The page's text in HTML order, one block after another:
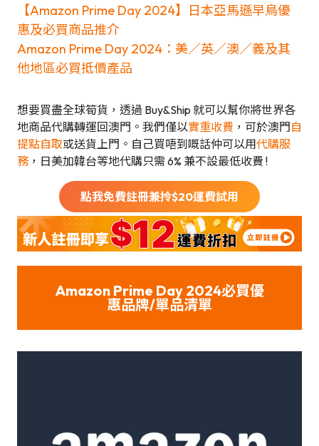
【Amazon Prime Day 2024】日本亞馬遜早鳥優
惠及必買商品推介
Amazon Prime Day 2024：美／英／澳／義及其
他地區必買抵價產品
想要買盡全球筍貨，透過 Buy&Ship 就可以幫你將世界各
地商品代購轉運回澳門。我們僅以實重收費 ，可於澳門自
提點自取或送貨上門。自己買唔到嘅話仲可以用代購服
務 ，日美加韓台等地代購只需 6% 兼不設最低收費 !
點我免費註冊兼拎$20運費試用
Amazon Prime Day 2024必買優
惠品牌/單品清單